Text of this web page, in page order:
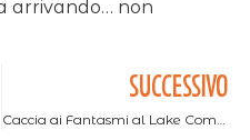
arrivando… non
SUCCESSIVO
Caccia ai Fantasmi al Lake Como Adventure Park